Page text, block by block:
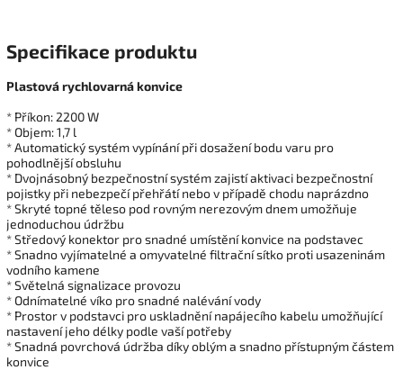
Specifikace produktu
Plastová rychlovarná konvice
* Příkon: 2200 W
* Objem: 1,7 l
* Automatický systém vypínání při dosažení bodu varu pro
pohodlnější obsluhu
* Dvojnásobný bezpečnostní systém zajistí aktivaci bezpečnostní
pojistky při nebezpečí přehřátí nebo v případě chodu naprázdno
* Skryté topné těleso pod rovným nerezovým dnem umožňuje
jednoduchou údržbu
* Středový konektor pro snadné umístění konvice na podstavec
* Snadno vyjímatelné a omyvatelné filtrační sítko proti usazeninám
vodního kamene
* Světelná signalizace provozu
* Odnímatelné víko pro snadné nalévání vody
* Prostor v podstavci pro uskladnění napájecího kabelu umožňující
nastavení jeho délky podle vaší potřeby
* Snadná povrchová údržba díky oblým a snadno přístupným částem
konvice